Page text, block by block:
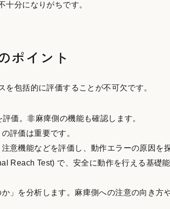
分になりがちです。
ポイント
包括的に評価することが不可欠です。
価。非麻痺側の機能も確認します。
評価は重要です。
意機能などを評価し、動作エラーの原因を
Reach Test) で、安全に動作を行える基礎
」を分析します。麻痺側への注意の向き方